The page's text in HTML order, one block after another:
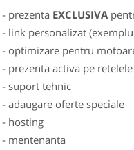
- prezenta EXCLUSIVA
- link personalizat
- optimizare pentru
- prezenta activa pe
- suport tehnic
- adaugare oferte speciale
- hosting
- mentenanta